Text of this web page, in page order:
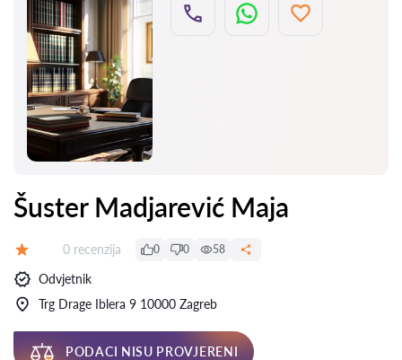
Šuster Madjarević Maja
Recenzija:
0 recenzija 0 0 58
Odvjetnik
Trg Drage Iblera 9 10000 Zagreb
PODACI NISU PROVJERENI